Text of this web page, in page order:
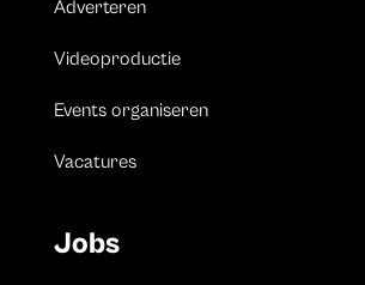
Adverteren
Videoproductie
Events organiseren
Vacatures
Jobs